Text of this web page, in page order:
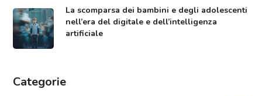
La scomparsa dei bambini e degli adolescenti
nell’era del digitale e dell’intelligenza
artificiale
Categorie